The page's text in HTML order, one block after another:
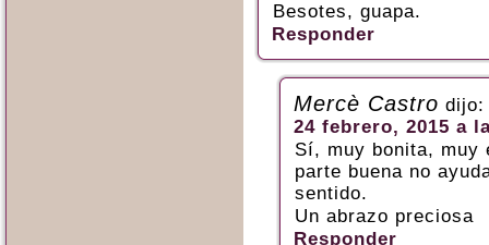
Besotes, guapa.
Responder
Mercè Castro dijo:
24 febrero, 2015 a
Sí, muy bonita, muy
parte buena no
sentido.
Un abrazo preciosa
Responder